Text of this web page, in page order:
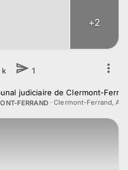
+2
k 1
judiciaire de Clermont-
FERRAND·Clermont-Ferrand,